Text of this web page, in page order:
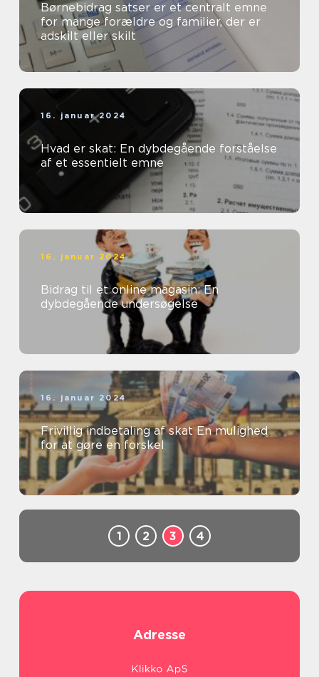
Børnebidrag satser er et centralt emne
for mange forældre og familier, der er
adskilt eller skilt
16. januar 2024
Hvad er skat: En dybdegående forståelse
af et essentielt emne
16. januar 2024
Bidrag til et online magasin: En
dybdegående undersøgelse
16. januar 2024
Frivillig indbetaling af skat En mulighed
for at gøre en forskel
1 2 3 4
Adresse